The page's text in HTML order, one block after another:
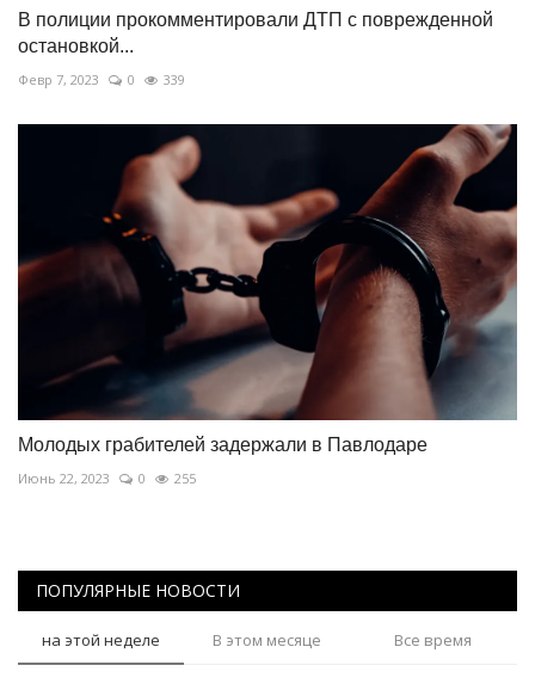
В полиции прокомментировали ДТП с поврежденной
остановкой...
Февр 7, 2023 0 339
Молодых грабителей задержали в Павлодаре
Июнь 22, 2023 0 255
ПОПУЛЯРНЫЕ НОВОСТИ
на этой неделе В этом месяце Все время